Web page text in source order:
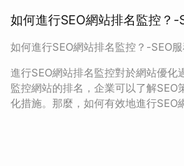
如何進行SEO網站排名監控？-
如何進行SEO網站排名監控？-SEO
進行SEO網站排名監控對於網站優化
監控網站的排名，企業可以了解SEO
化措施。那麼，如何有效地進行SEO